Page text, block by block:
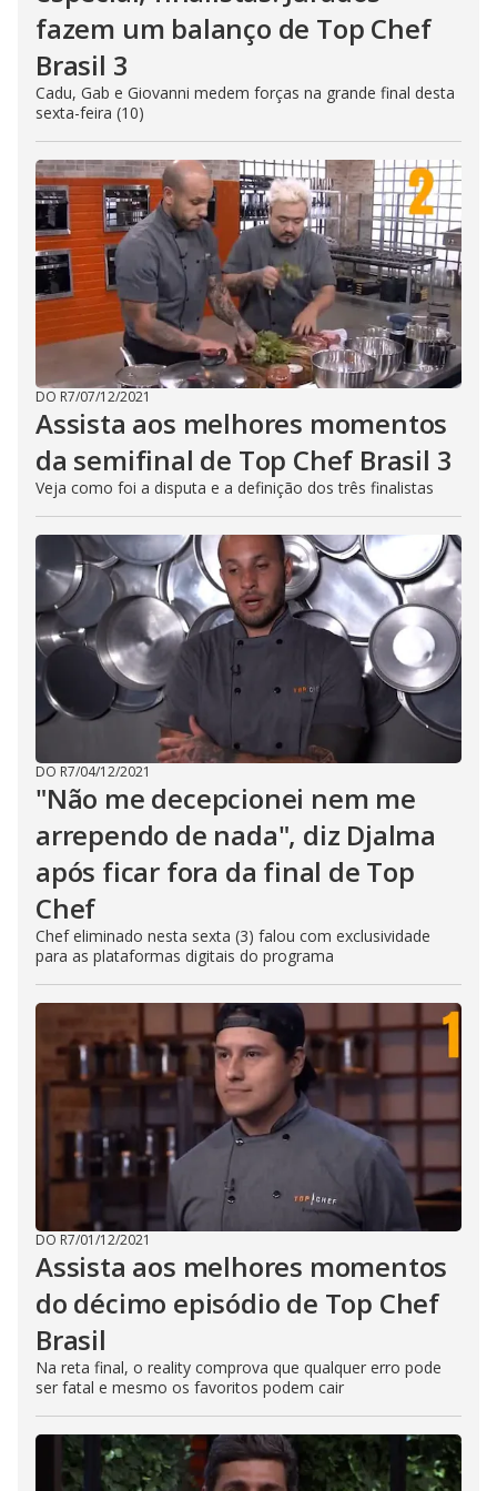
fazem um balanço de Top Chef
Brasil 3
Cadu, Gab e Giovanni medem forças na grande final desta
sexta-feira (10)
DO R7/07/12/2021
Assista aos melhores momentos
da semifinal de Top Chef Brasil 3
Veja como foi a disputa e a definição dos três finalistas
DO R7/04/12/2021
"Não me decepcionei nem me
arrependo de nada", diz Djalma
após ficar fora da final de Top
Chef
Chef eliminado nesta sexta (3) falou com exclusividade
para as plataformas digitais do programa
DO R7/01/12/2021
Assista aos melhores momentos
do décimo episódio de Top Chef
Brasil
Na reta final, o reality comprova que qualquer erro pode
ser fatal e mesmo os favoritos podem cair